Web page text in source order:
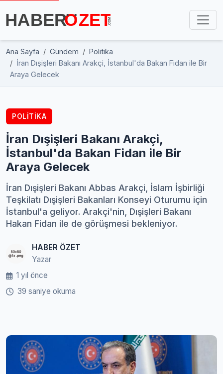
Ana Sayfa Gündem
Politika
İran Dışişleri Bakanı Arakçi, İstanbul'da Bakan Fidan ile Bir
Araya Gelecek
POLITIKA
İran Dışişleri Bakanı Arakçi,
İstanbul'da Bakan Fidan ile Bir
Araya Gelecek
İran Dışişleri Bakanı Abbas Arakçi, İslam İşbirliği
Teşkilatı Dışişleri Bakanları Konseyi Oturumu için
İstanbul'a geliyor. Arakçi'nin, Dışişleri Bakanı
Hakan Fidan ile de görüşmesi bekleniyor.
HABER ÖZET
Yazar
1 yıl önce
39 saniye okuma